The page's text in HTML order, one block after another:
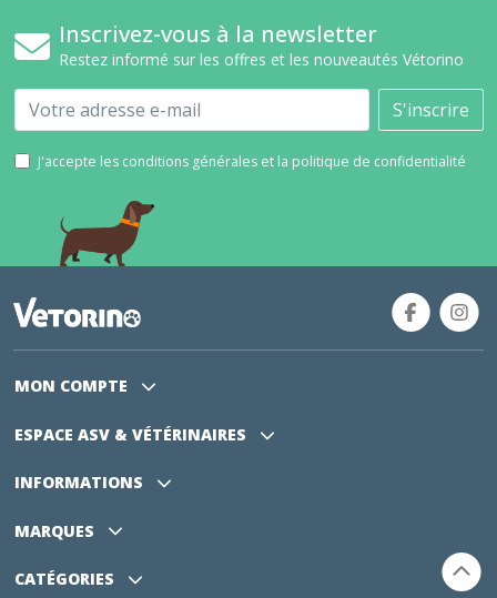
Inscrivez-vous à la newsletter
Restez informé sur les offres et les nouveautés Vétorino
Email S'inscrire
J'accepte les conditions générales et la politique de confidentialité
MON COMPTE
ESPACE ASV & VÉTÉRINAIRES
INFORMATIONS
MARQUES
CATÉGORIES